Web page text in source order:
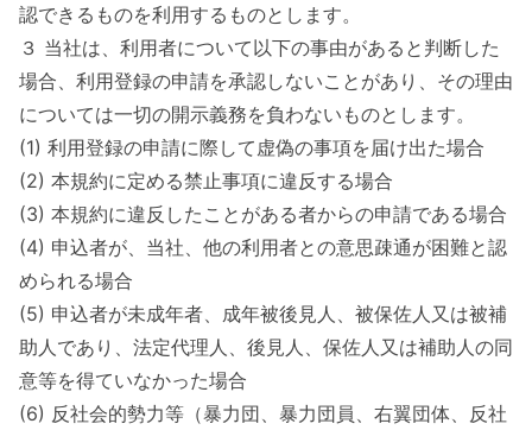
認できるものを利用するものとします。
３ 当社は、利用者について以下の事由があると判断した
場合、利用登録の申請を承認しないことがあり、その理由
については一切の開示義務を負わないものとします。
(1) 利用登録の申請に際して虚偽の事項を届け出た場合
(2) 本規約に定める禁止事項に違反する場合
(3) 本規約に違反したことがある者からの申請である場合
(4) 申込者が、当社、他の利用者との意思疎通が困難と認
められる場合
(5) 申込者が未成年者、成年被後見人、被保佐人又は被補
助人であり、法定代理人、後見人、保佐人又は補助人の同
意等を得ていなかった場合
(6) 反社会的勢力等（暴力団、暴力団員、右翼団体、反社